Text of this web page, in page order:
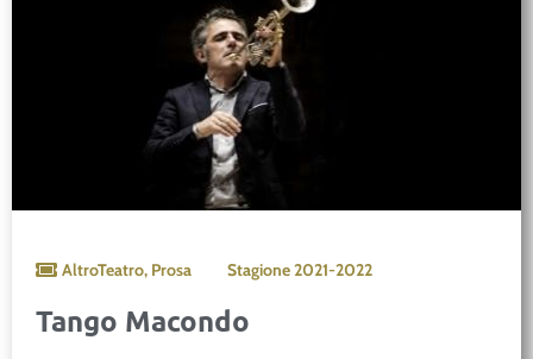
AltroTeatro, Prosa Stagione2021-2022
Tango Macondo